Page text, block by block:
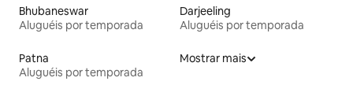
Bhubaneswar
Aluguéis por temporada
Darjeeling
Aluguéis por temporada
Patna
Aluguéis por temporada
Mostrar mais